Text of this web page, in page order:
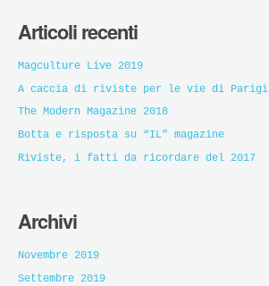
Articoli recenti
Magculture Live 2019
A caccia di riviste per le vie di Parigi
The Modern Magazine 2018
Botta e risposta su “IL” magazine
Riviste, i fatti da ricordare del 2017
Archivi
Novembre 2019
Settembre 2019